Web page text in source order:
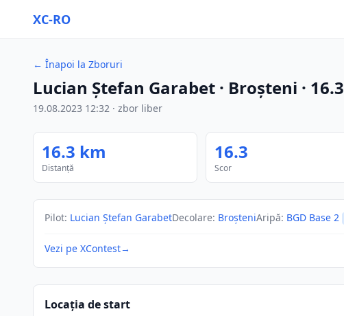
XC-RO
← Înapoi la Zboruri
Lucian Ștefan Garabet · Broșteni · 16.3
19.08.2023 12:32 · zbor liber
16.3 km
Distanță
16.3
Scor
Pilot: Lucian Ștefan GarabetDecolare: BroșteniAripă: BGD Base 2
Vezi pe XContest→
Locația de start